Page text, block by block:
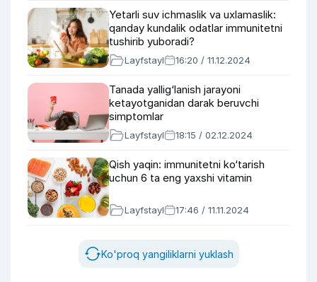
Yetarli suv ichmaslik va uxlamaslik:
qanday kundalik odatlar immunitetni
tushirib yuboradi?
Layfstayl 16:20 / 11.12.2024
Tanada yallig‘lanish jarayoni
ketayotganidan darak beruvchi
simptomlar
Layfstayl 18:15 / 02.12.2024
Qish yaqin: immunitetni ko‘tarish
uchun 6 ta eng yaxshi vitamin
Layfstayl 17:46 / 11.11.2024
Ko'proq yangiliklarni yuklash